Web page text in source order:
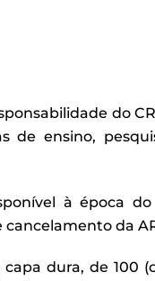
do
de ensino,
à época
da
dura, de 100